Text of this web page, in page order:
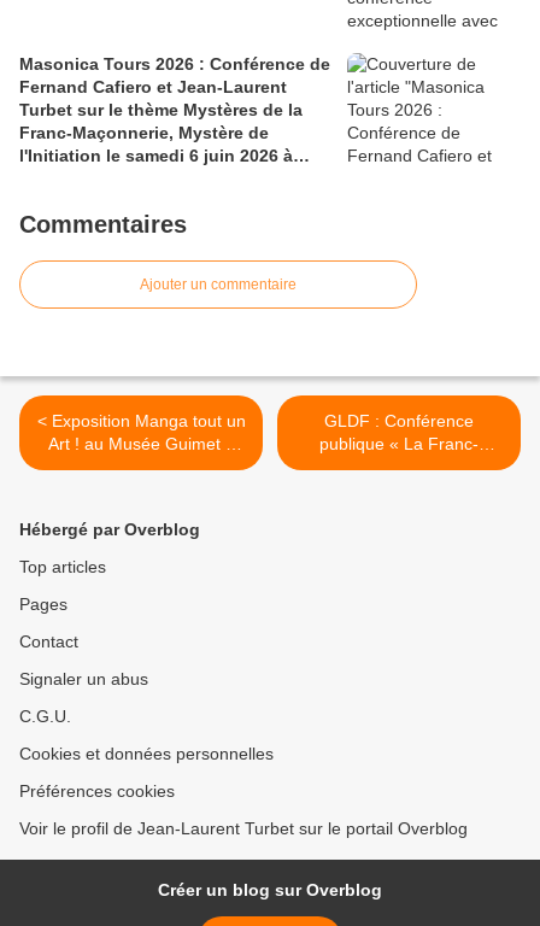
Masonica Tours 2026 : Conférence de
Fernand Cafiero et Jean-Laurent
Turbet sur le thème Mystères de la
Franc-Maçonnerie, Mystère de
l'Initiation le samedi 6 juin 2026 à
Commentaires
Ajouter un commentaire
< Exposition Manga tout un
Art ! au Musée Guimet à
Paris jusqu'au 9 mars 2026
GLDF : Conférence
publique « La Franc-
maçonnerie, une réponse
Hébergé par Overblog
Top articles
Pages
Contact
Signaler un abus
C.G.U.
Cookies et données personnelles
Préférences cookies
Voir le profil de Jean-Laurent Turbet sur le portail Overblog
Créer un blog sur Overblog